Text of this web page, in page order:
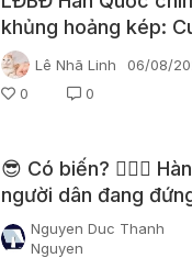
khủng hoảng kép:
gái gọi cho trọng tài,
đột kích trụ sở
Lê Nhã Linh
06/08/
0
0
😎 Có biến? 👮🏻‍♂️
người dân đang
nhà Huấn “hoa
Nguyen Duc Thanh
Nguyen